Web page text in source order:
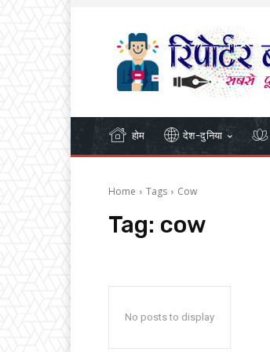
होम देश-दुनिया
Home Tags Cow
Tag: cow
No posts to display